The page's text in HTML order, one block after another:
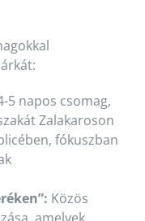
5 napos csomag,
Zalakaroson
fókuszban
Közös